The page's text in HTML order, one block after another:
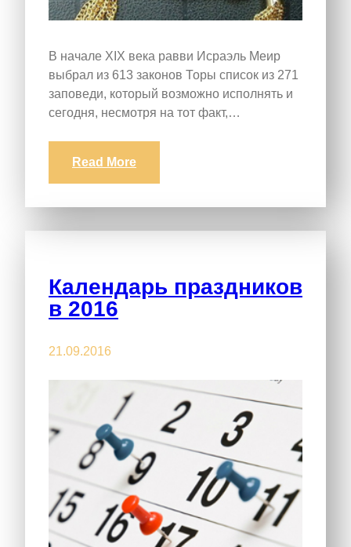
В начале XIX века равви Исраэль Меир
выбрал из 613 законов Торы список из 271
заповеди, который возможно исполнять и
сегодня, несмотря на тот факт,…
Read More
Календарь праздников
в 2016
21.09.2016